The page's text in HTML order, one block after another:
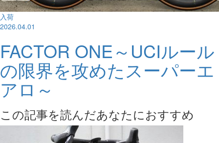
入荷
2026.04.01
FACTOR ONE～UCIルール
の限界を攻めたスーパーエ
アロ～
この記事を読んだあなたにおすすめ